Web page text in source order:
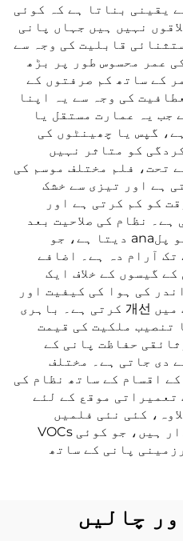
یقینی بناتا ہے کہ کوئی
نہیں ہیں جہاں پانی
قابلیت کی وجہ سے
عمر محسوس طور پر بڑھ
کے ساتھ کم صرفتوں کے
کی وجہ سے یہ اپنا
جب یہ عمارت مستقل یا
گپس یا چھینٹوں کی
کو متاثر نہیں
تحت، فلم مختلف موسم کی
ہے اور تیزی سے خشک
کو کم کرتی ہے اور
نظام کی صلاحیت بعد
میں بننے والے چھینٹوں کو پلana دیتا ہے، جو
تک آرام دہ ہے۔ اضافے
گیسوں کے خلاف ایک
کی ہوا کی کیفیت اور
رہائش کرنے والوں کی صحت میں 개선 کرتی ہے۔ باہری
تنصیب ملکیت کی قیمت
حفاظت پانی کے
دی جاتی ہے۔ مختلف
اقسام کے ساتھ نظام کی
تعمیراتی موقع کے لئے
کئی نئی فلمیں
ماحولیاتی طور پر دوست دار ہیں، جو کوئی VOCs
پانی کے ساتھ
چالیں